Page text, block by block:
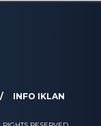
INFO IKLAN